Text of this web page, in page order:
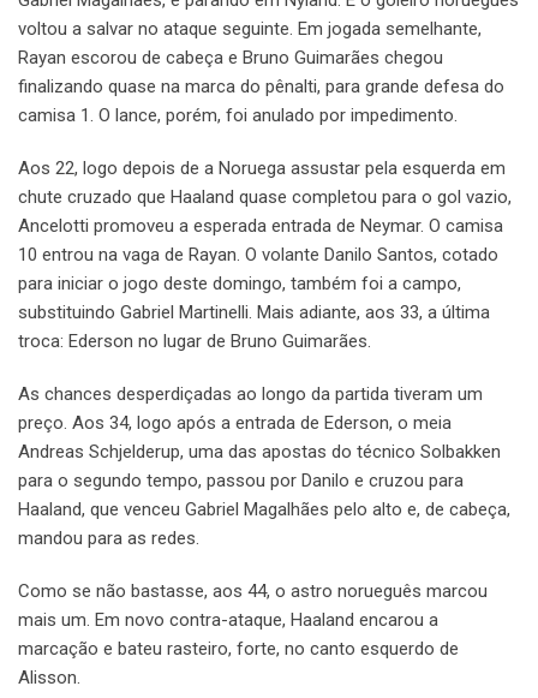
voltou a salvar no ataque seguinte. Em jogada semelhante,
Rayan escorou de cabeça e Bruno Guimarães chegou
finalizando quase na marca do pênalti, para grande defesa do
camisa 1. O lance, porém, foi anulado por impedimento.
Aos 22, logo depois de a Noruega assustar pela esquerda em
chute cruzado que Haaland quase completou para o gol vazio,
Ancelotti promoveu a esperada entrada de Neymar. O camisa
10 entrou na vaga de Rayan. O volante Danilo Santos, cotado
para iniciar o jogo deste domingo, também foi a campo,
substituindo Gabriel Martinelli. Mais adiante, aos 33, a última
troca: Ederson no lugar de Bruno Guimarães.
As chances desperdiçadas ao longo da partida tiveram um
preço. Aos 34, logo após a entrada de Ederson, o meia
Andreas Schjelderup, uma das apostas do técnico Solbakken
para o segundo tempo, passou por Danilo e cruzou para
Haaland, que venceu Gabriel Magalhães pelo alto e, de cabeça,
mandou para as redes.
Como se não bastasse, aos 44, o astro norueguês marcou
mais um. Em novo contra-ataque, Haaland encarou a
marcação e bateu rasteiro, forte, no canto esquerdo de
Alisson.